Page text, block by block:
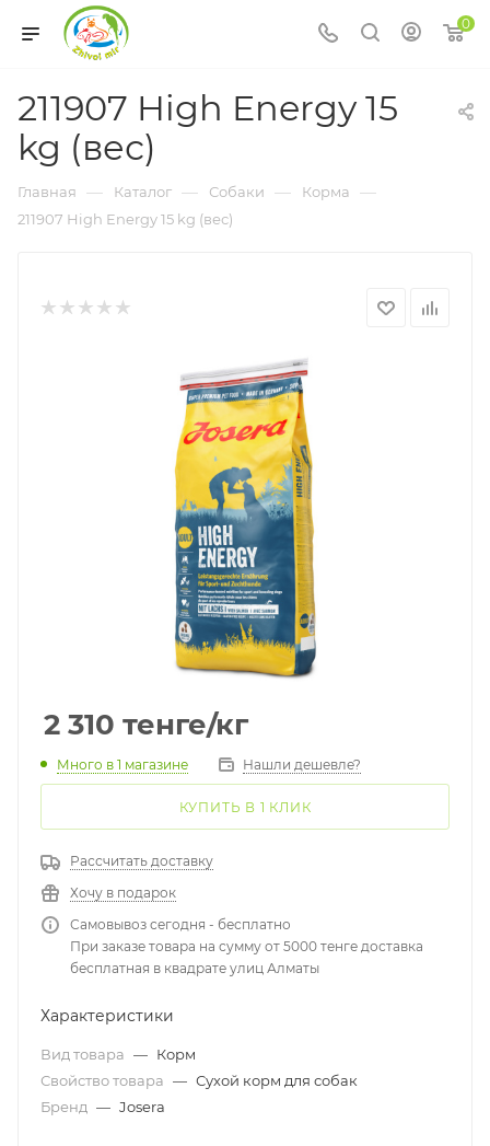
0
211907 High Energy 15
kg (вес)
Главная — Каталог — Собаки — Корма —
211907 High Energy 15 kg (вес)
2 310 тенге/кг
Много в 1 магазине Нашли дешевле?
КУПИТЬ В 1 КЛИК
Рассчитать доставку
Хочу в подарок
Самовывоз сегодня - бесплатно
При заказе товара на сумму от 5000 тенге доставка
бесплатная в квадрате улиц Алматы
Характеристики
Вид товара — Корм
Свойство товара — Сухой корм для собак
Бренд — Josera